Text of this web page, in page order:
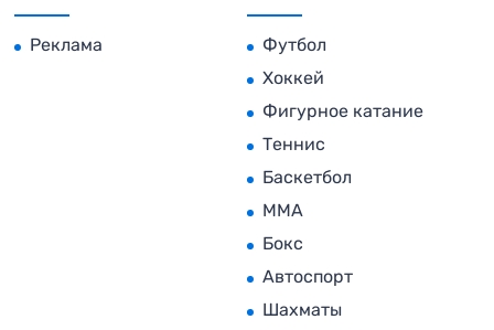
Реклама
Футбол
Хоккей
Фигурное катание
Теннис
Баскетбол
MMA
Бокс
Автоспорт
Шахматы